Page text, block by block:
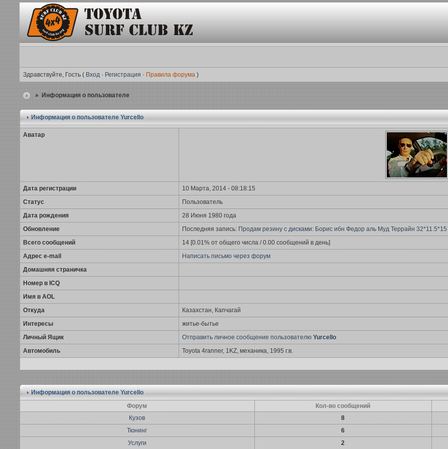
Здравствуйте, Гость ( Вход· Регистрация · Правила форума)
» Информация о пользователе
Информация о пользователеYurcello
Аватар
Дата регистрации
10 Марта, 2014 - 08:18:15
Статус
Пользователь
Дата рождения
28 Июня 1980 года
Обновление
Последняя запись: Продам резину с дисками: Борис ибн Федор аль Муд Террайн 32*11.5*15
Всего сообщений
14 [0.01% от общего числа / 0.00 сообщений в день]
Адрес e-mail
Написать письмо через форум
Домашняя страничка
Номер в ICQ
Имя в AOL
Откуда
Казахстан, Капчагай
Интересы
житье-бытье
Личный Ящик
Отправить личное сообщение пользователю Yurcello
Автомобиль
Toyota 4ranner, 1KZ, механика, 1995 г.в.
Информация о пользователеYurcello
Форум
Кол-во сообщений
Кузов
8
Тюнинг
6
Услуги
2